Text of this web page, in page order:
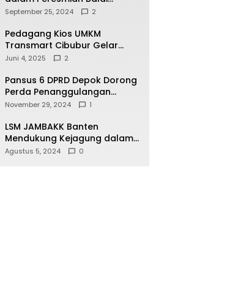
Warga di Sukamaju : Wadah
Aspirasi Masyarakat
September 25, 2024 2
Pedagang Kios UMKM
Transmart Cibubur Gelar
Family Gathering di Cisarua,
Kekompakan
Juni 4, 2025 2
Pansus 6 DPRD Depok Dorong
Perda Penanggulangan
Kebakaran untuk
November 29, 2024 1
LSM JAMBAKK Banten
Mendukung Kejagung dalam
Investigasi Terhadap
Agustus 5, 2024 0